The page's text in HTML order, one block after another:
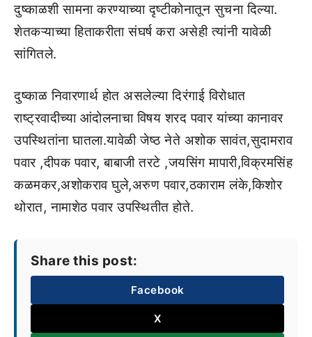
दुष्काळशी सामना करण्याच्या दृष्टीकोनातून सुचना दिल्या.
शेतकऱ्याच्या हिताकरीता संघर्ष करा असेही त्यांनी यावेळी
सांगितले.
दुष्काळ निवारणार्थ होत असलेल्या दिरंगाई विरोधात
राष्ट्रवादीच्या आंदोलनाचा विषय शरद पवार यांच्या कानावर
उपस्थितांना घातला.यावेळी जेष्ठ नेते अशोक सावंत,सुदामराव
पवार ,दीपक पवार, बाबाजी तरटे ,जयसिंग मापारी,विक्रमसिंह
कळमकर,अशोकराव घुले,अरुण पवार,ठकाराम लंके,किशोर
थोरात, नामाशेठ पवार उपस्थितीत होते.
Share this post:
Facebook
X